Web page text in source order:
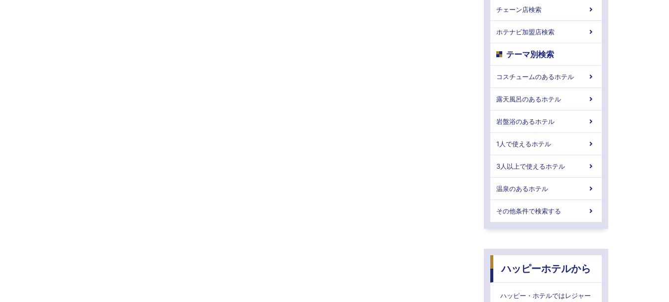
チェーン店検索
ホテナビ加盟店検索
テーマ別検索
コスチュームのあるホテル
露天風呂のあるホテル
岩盤浴のあるホテル
1人で使えるホテル
3人以上で使えるホテル
温泉のあるホテル
その他条件で検索する
ハッピーホテルから
ハッピー・ホテルではレジャー